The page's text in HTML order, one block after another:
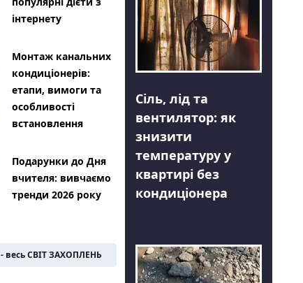
інтернету
Монтаж канальних
кондиціонерів:
етапи, вимоги та
особливості
встановлення
Подарунки до Дня
вчителя: вивчаємо
тренди 2026 року
- весь СВІТ ЗАХОПЛЕНЬ
Сіль, лід та
вентилятор: як
знизити
температуру у
квартирі без
кондиціонера